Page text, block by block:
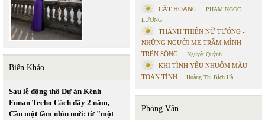
Biên Khảo
Sau lễ động thổ Dự án Kênh
Funan Techo Cách đây 2 năm,
Cần một tầm nhìn mới: từ "một
CÁT HOANG
PHẠM NGỌC
LƯƠNG
THÁNH THIÊN NỮ TƯỚNG -
NHỮNG NGƯỜI MẸ TRẦM MÌNH
TRÊN SÔNG
Nguyệt Quỳnh
KHI TÌNH YÊU NHUỐM MÀU
TOAN TÍNH
Hoàng Thị Bích Hà
Phỏng Vấn